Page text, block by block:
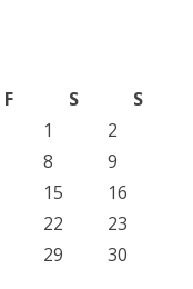
F S
S
1
2
8
9
15
16
22
23
29
30